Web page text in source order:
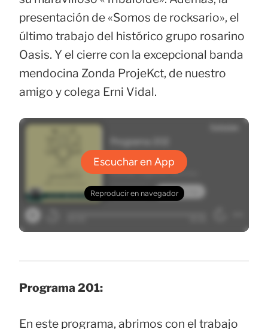
presentación de «Somos de rocksario», el
último trabajo del histórico grupo rosarino
Oasis. Y el cierre con la excepcional banda
mendocina Zonda ProjeKct, de nuestro
amigo y colega Erni Vidal.
Programa 201:
En este programa, abrimos con el trabajo